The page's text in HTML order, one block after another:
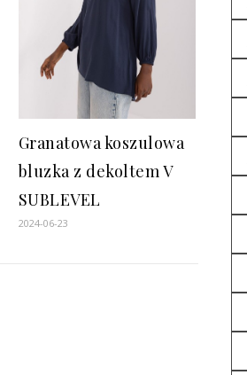
Granatowa koszulowa
bluzka z dekoltem V
SUBLEVEL
2024-06-23